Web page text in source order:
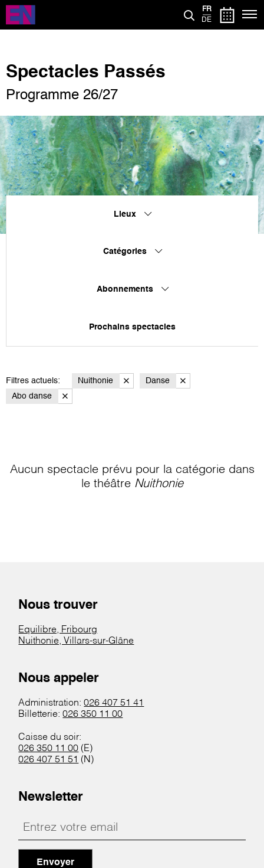
Aller
contenu
FR
DE
Spectacles Passés
Programme 26/27
Lieux
Catégories
Abonnements
Prochains spectacles
Filtres actuels: Nuithonie
Danse
Abo danse
Aucun spectacle prévu pour la catégorie dans
le théâtre Nuithonie
Nous trouver
Equilibre, Fribourg
Nuithonie, Villars-sur-Glâne
Nous appeler
Administration:026 407 51 41
Billetterie:026 350 11 00
Caisse du soir:
026 350 11 00 (E)
026 407 51 51 (N)
Newsletter
Envoyer